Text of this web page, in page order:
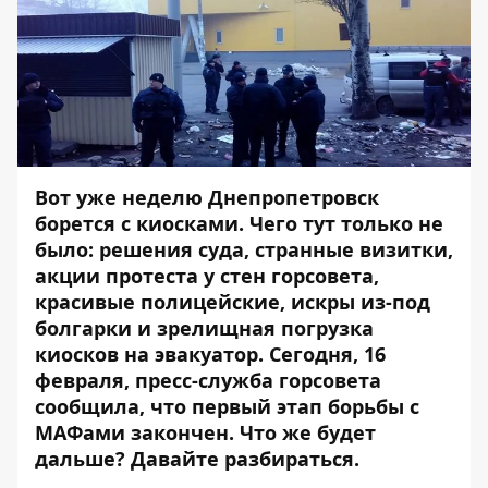
Вот уже неделю Днепропетровск
борется с киосками. Чего тут только не
было: решения суда, странные визитки,
акции протеста у стен горсовета,
красивые полицейские, искры из-под
болгарки и зрелищная погрузка
киосков на эвакуатор. Сегодня, 16
февраля, пресс-служба горсовета
сообщила, что первый этап борьбы с
МАФами закончен. Что же будет
дальше? Давайте разбираться.